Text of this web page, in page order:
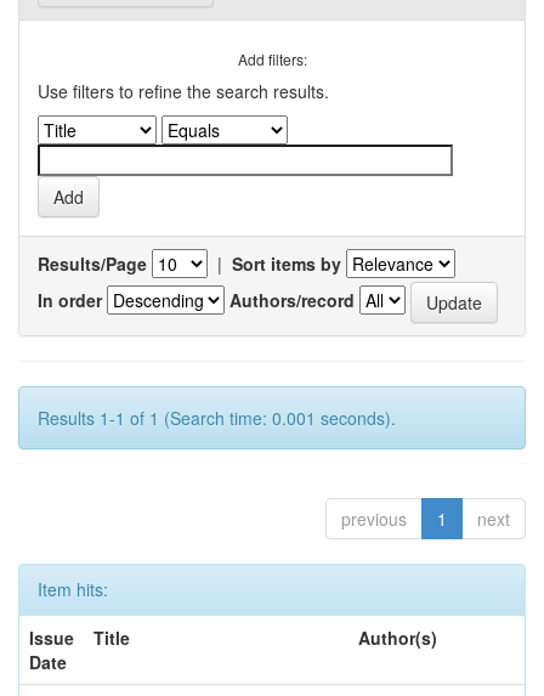
Add filters:
Use filters to refine the search results.
Results/Page | Sort items by
In order
Authors/record
Results 1-1 of 1 (Search time: 0.001 seconds).
previous 1 next
Item hits:
Issue
Date
Title Author(s)